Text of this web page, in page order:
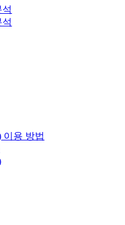
이용 방법